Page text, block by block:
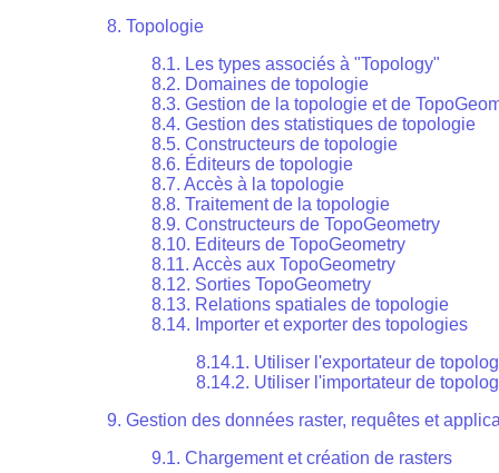
8. Topologie
8.1. Les types associés à "Topology"
8.2. Domaines de topologie
8.3. Gestion de la topologie et de
8.4. Gestion des statistiques de topologie
8.5. Constructeurs de topologie
8.6. Éditeurs de topologie
8.7. Accès à la topologie
8.8. Traitement de la topologie
8.9. Constructeurs de TopoGeometry
8.10. Editeurs de TopoGeometry
8.11. Accès aux TopoGeometry
8.12. Sorties TopoGeometry
8.13. Relations spatiales de topologie
8.14. Importer et exporter des topologies
8.14.1. Utiliser l'exportateur de
8.14.2. Utiliser l'importateur de
9. Gestion des données raster, requêtes et
9.1. Chargement et création de rasters